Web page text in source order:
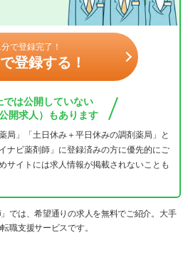
分で登録完了！
登録する！
では公開していない
開求人）もあります
局」「土日休み＋平日休みの調剤薬局」と
ナビ薬剤師」に登録済みの方に優先的にご
サイトには求人情報が掲載されないことも
では、希望通りの求人を無料でご紹介。大手
職支援サービスです。